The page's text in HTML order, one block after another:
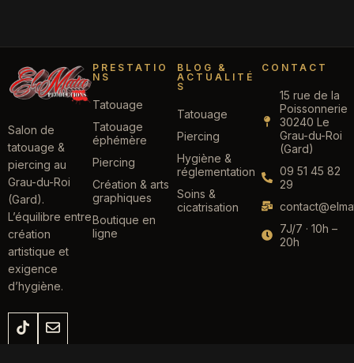
Salon de
tatouage &
piercing au
Grau-du-Roi
(Gard).
L’équilibre entre
création
artistique et
exigence
d’hygiène.
PRESTATIO
NS
Tatouage
Tatouage
éphémère
Piercing
Création & arts
graphiques
Boutique en
ligne
BLOG &
ACTUALITÉ
S
Tatouage
Piercing
Hygiène &
réglementation
Soins &
cicatrisation
CONTACT
15 rue de la
Poissonnerie
30240 Le
Grau-du-Roi
(Gard)
09 51 45 82
29
7J/7 · 10h –
20h